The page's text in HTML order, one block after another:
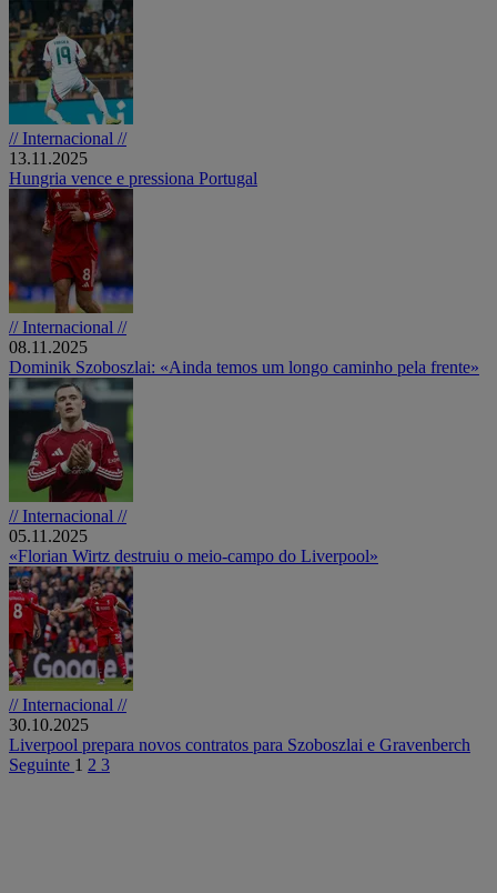
// Internacional //
13.11.2025
Hungria vence e pressiona Portugal
// Internacional //
08.11.2025
Dominik Szoboszlai: «Ainda temos um longo caminho pela frente»
// Internacional //
05.11.2025
«Florian Wirtz destruiu o meio-campo do Liverpool»
// Internacional //
30.10.2025
Liverpool prepara novos contratos para Szoboszlai e Gravenberch
Seguinte 1 2 3